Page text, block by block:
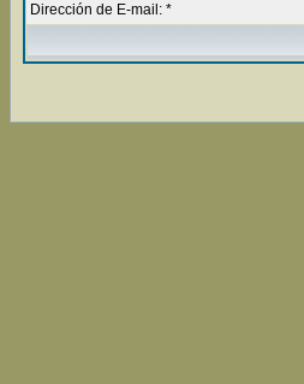
Dirección de E-mail: *